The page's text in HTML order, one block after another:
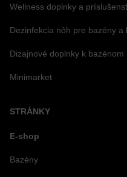
Wellness doplnky a
Dezinfekcia nôh pre bazény a
Dizajnové doplnky k bazénom
Minimarket
STRÁNKY
E-shop
Bazény